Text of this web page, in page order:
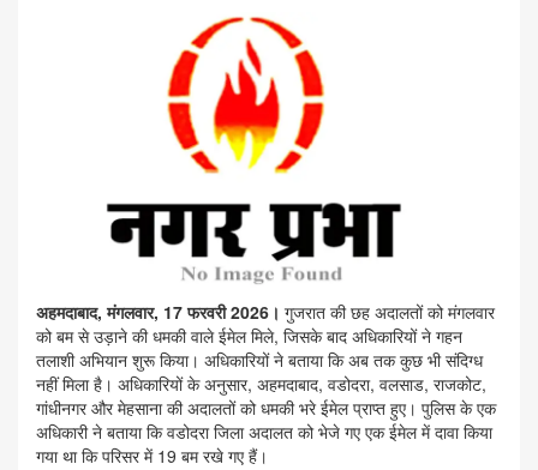
अहमदाबाद, मंगलवार, 17 फरवरी 2026। गुजरात की छह अदालतों को मंगलवार
को बम से उड़ाने की धमकी वाले ईमेल मिले, जिसके बाद अधिकारियों ने गहन
तलाशी अभियान शुरू किया। अधिकारियों ने बताया कि अब तक कुछ भी संदिग्ध
नहीं मिला है। अधिकारियों के अनुसार, अहमदाबाद, वडोदरा, वलसाड, राजकोट,
गांधीनगर और मेहसाना की अदालतों को धमकी भरे ईमेल प्राप्त हुए। पुलिस के एक
अधिकारी ने बताया कि वडोदरा जिला अदालत को भेजे गए एक ईमेल में दावा किया
गया था कि परिसर में 19 बम रखे गए हैं।